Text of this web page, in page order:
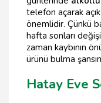
telefon açarak
önemlidir. Çünkü
hafta sonları
zaman kaybının
ürünü bulma
Hatay Eve